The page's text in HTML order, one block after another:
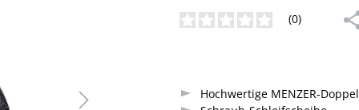
(0)
Hochwertige MENZER-